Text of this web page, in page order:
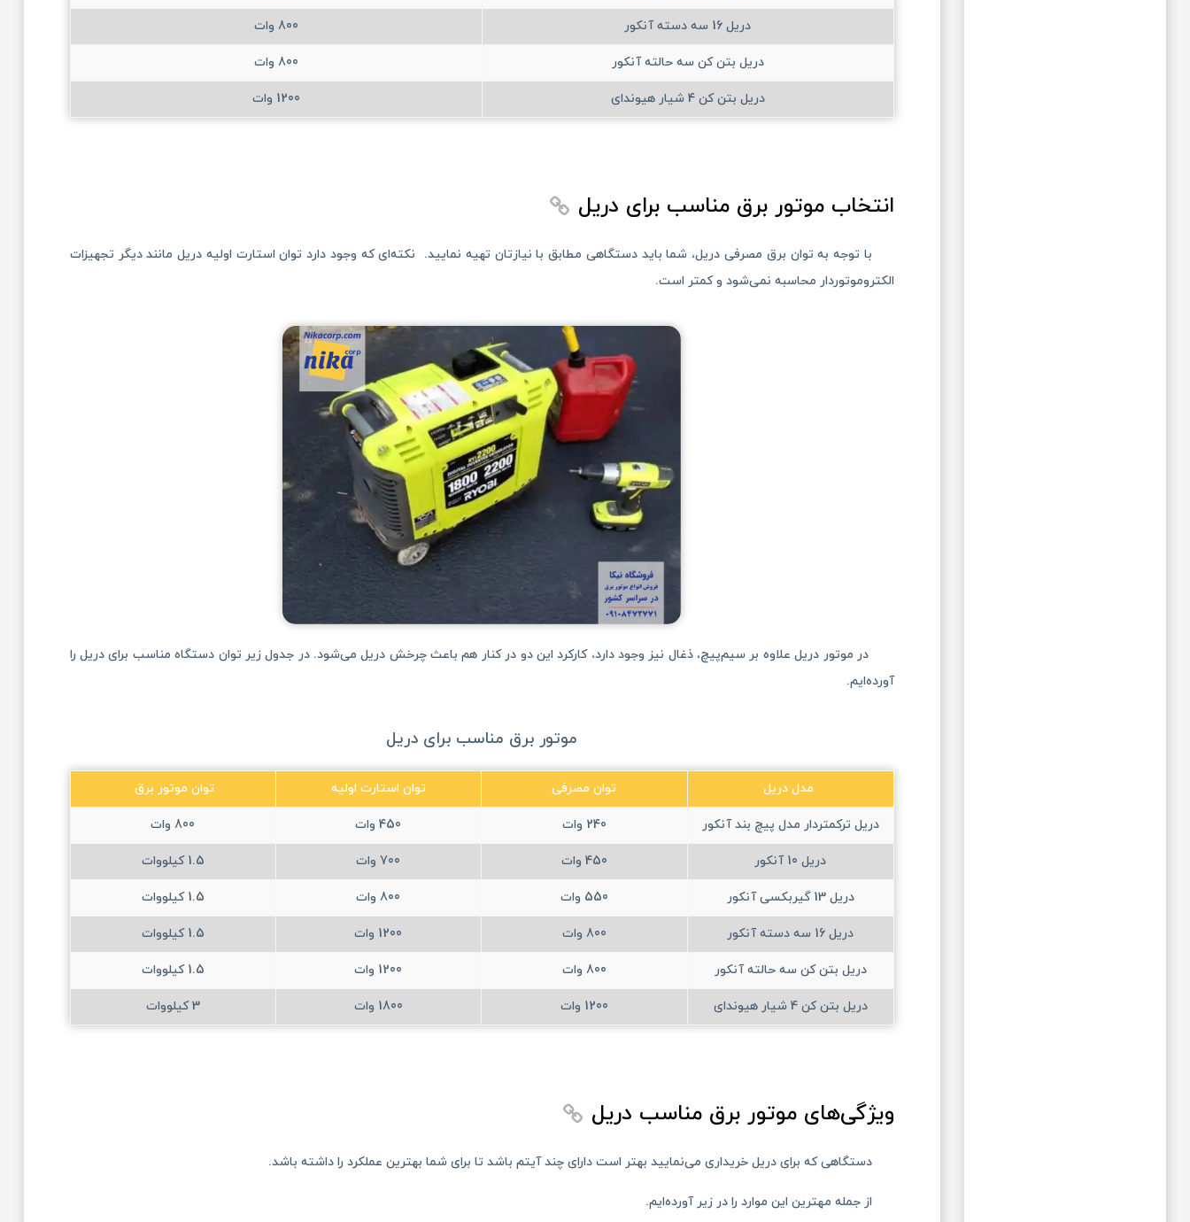
دریل 16 سه دسته آنکور 800 وات
دریل بتن کن سه حالته آنکور 800 وات
دریل بتن کن 4 شیار هیوندای 1200 وات
انتخاب موتور برق مناسب برای دریل
با توجه به توان برق مصرفی دریل، شما باید دستگاهی مطابق با نیازتان تهیه نمایید. نکته‌ای که وجود دارد توان استارت اولیه دریل مانند دیگر تجهیزات
الکتروموتور‌دار محاسبه نمی‌شود و کمتر است.
در موتور دریل ‌علاوه بر سیم‌پیچ، ذغال نیز وجود دارد، کارکرد این دو در کنار هم باعث چرخش دریل می‌شود. در جدول زیر توان‌ دستگاه مناسب برای دریل را
آورده‌ایم.
موتور برق مناسب برای دریل
مدل دریل توان مصرفی توان استارت اولیه توان موتور برق
دریل ترکمتردار مدل پیچ بند آنکور 240 وات 450 وات 800 وات
دریل 10 آنکور 450 وات 700 وات 1.5 کیلووات
دریل 13 گیربکسی آنکور 550 وات 800 وات 1.5 کیلووات
دریل 16 سه دسته آنکور 800 وات 1200 وات 1.5 کیلووات
دریل بتن کن سه حالته آنکور 800 وات 1200 وات 1.5 کیلووات
دریل بتن کن 4 شیار هیوندای 1200 وات 1800 وات 3 کیلووات
ویژگی‌های موتور برق مناسب دریل
دستگاهی که برای دریل خریداری می‌نمایید بهتر است دارای چند آیتم باشد تا برای شما بهترین عملکرد را داشته باشد.
از جمله مهترین این موارد را در زیر آورده‌ایم.